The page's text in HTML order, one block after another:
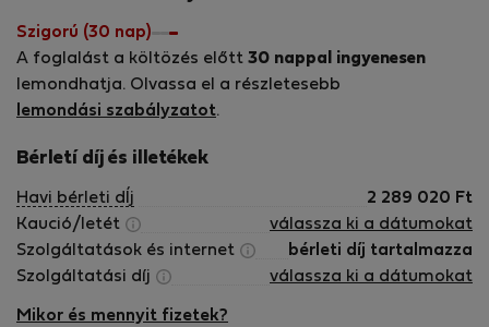
Szigorú (30 nap)
A foglalást a költözés előtt 30 nappal ingyenesen
lemondhatja. Olvassa el a részletesebb
lemondási szabályzatot.
Bérletí díj és illetékek
Havi bérleti dÍj 2 289 020 Ft
Kaució/letét
válassza ki a dátumokat
Szolgáltatások és internet
bérleti díj tartalmazza
Szolgáltatási díj
válassza ki a dátumokat
Mikor és mennyit fizetek?